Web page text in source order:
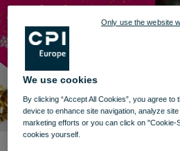
We use cookies
By clicking “Accept All Cookies”, you agree
device to enhance site navigation, analyze
marketing efforts or you can click on "Cookie-
cookies yourself.
Only use the website